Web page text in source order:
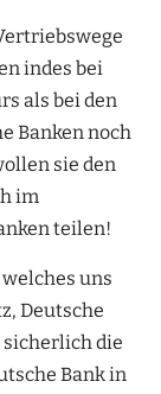
indes bei
als bei den
Banken noch
sie den
im
teilen!
uns
Deutsche
sicherlich die
Bank in